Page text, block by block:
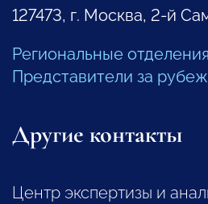
127473, г. Москва, 2-й
Региональные отделения
Представители за
Другие контакты
Центр экспертизы и